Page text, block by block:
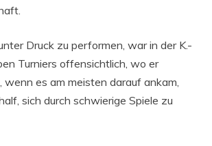
Druck zu performen, war in der K.-
Turniers offensichtlich, wo er
es am meisten darauf ankam,
sich durch schwierige Spiele zu